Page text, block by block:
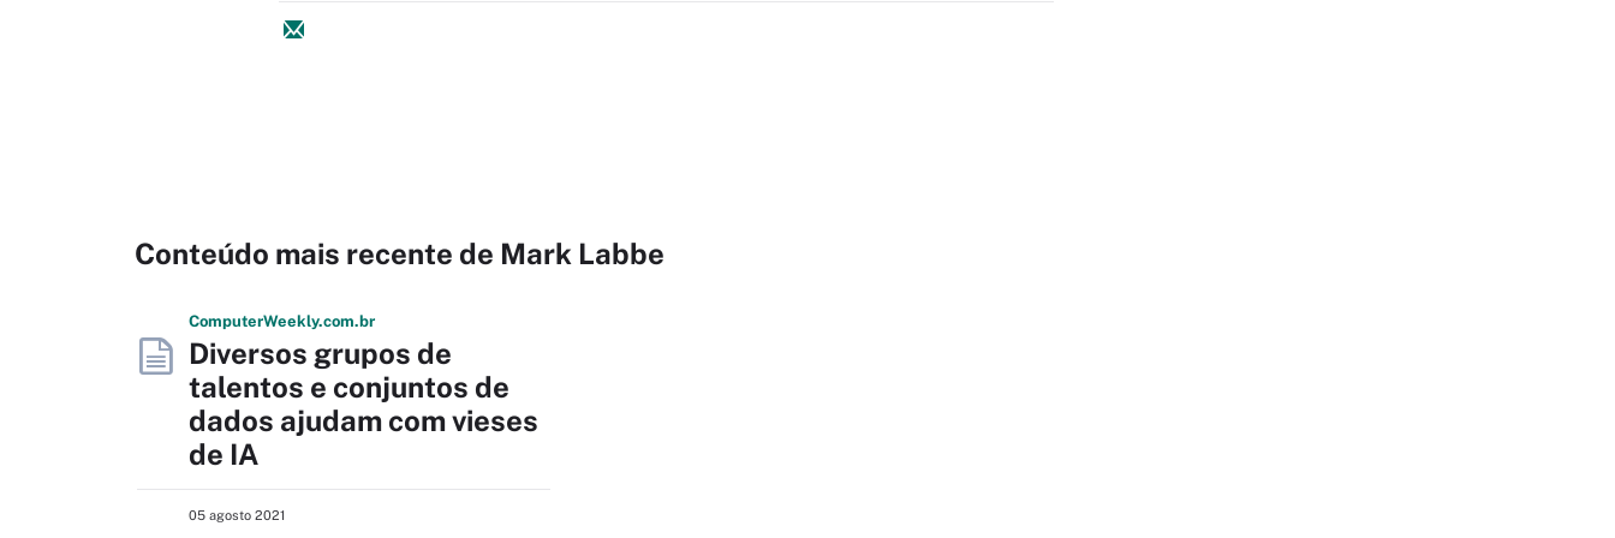
Conteúdo mais recente de Mark Labbe
ComputerWeekly.com.br
Diversos grupos de
talentos e conjuntos de
dados ajudam com vieses
de IA
05 agosto 2021